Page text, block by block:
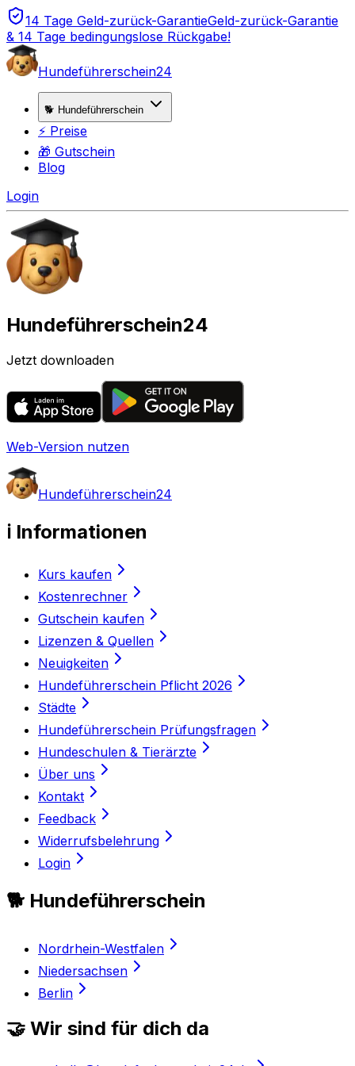
14 Tage Geld-zurück-GarantieGeld-zurück-Garantie
& 14 Tage bedingungslose Rückgabe!
Hundeführerschein24
🐕 Hundeführerschein
⚡ Preise
🎁 Gutschein
Blog
Login
Hundeführerschein24
Jetzt downloaden
Web-Version nutzen
Hundeführerschein24
ℹ️ Informationen
Kurs kaufen
Kostenrechner
Gutschein kaufen
Lizenzen & Quellen
Neuigkeiten
Hundeführerschein Pflicht 2026
Städte
Hundeführerschein Prüfungsfragen
Hundeschulen & Tierärzte
Über uns
Kontakt
Feedback
Widerrufsbelehrung
Login
🐕 Hundeführerschein
Nordrhein-Westfalen
Niedersachsen
Berlin
🤝 Wir sind für dich da